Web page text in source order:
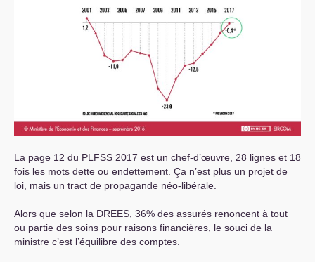
La page 12 du PLFSS 2017 est un chef-d’œuvre, 28 lignes et 18
fois les mots dette ou endettement. Ça n’est plus un projet de
loi, mais un tract de propagande néo-libérale.
Alors que selon la DREES , 36% des assurés renoncent à tout
ou partie des soins pour raisons financières, le souci de la
ministre c’est l’équilibre des comptes.